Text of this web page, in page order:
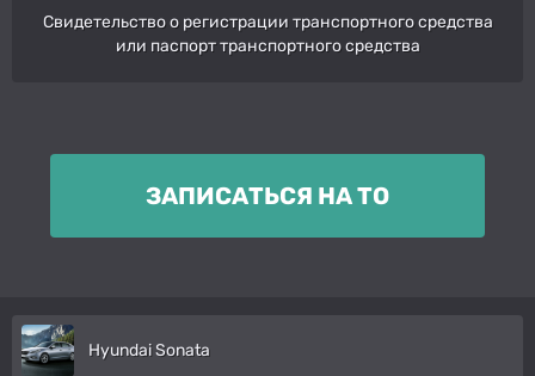
Свидетельство о регистрации транспортного средства
или паспорт транспортного средства
ЗАПИСАТЬСЯ НА ТО
Hyundai Sonata